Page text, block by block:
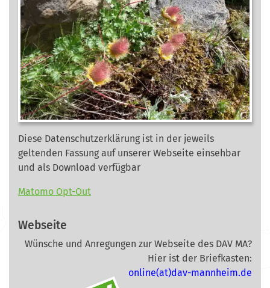
Diese Datenschutzerklärung ist in der jeweils
geltenden Fassung auf unserer Webseite einsehbar
und als Download verfügbar
Matomo Opt-Out
Webseite
Wünsche und Anregungen zur Webseite des DAV MA?
Hier ist der Briefkasten:
online(at)dav-mannheim.de